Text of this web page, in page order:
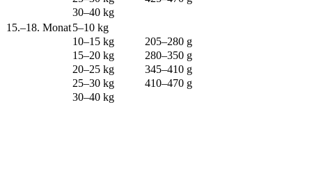
30–40 kg
15.–18. Monat5–10 kg
10–15 kg
205–280 g
15–20 kg
280–350 g
20–25 kg
345–410 g
25–30 kg
410–470 g
30–40 kg